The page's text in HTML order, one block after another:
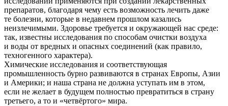
препаратов, благодаря чему есть возможность лечить даже
те болезни, которые в недавнем прошлом казались
неизлечимыми. Здоровье требуется и окружающей нас среде:
так, известны исследования по способам очистки воздуха
и воды от вредных и опасных соединений (как правило,
техногенного характера).
Химические исследования и соответствующая
промышленность бурно развиваются в странах Европы, Азии
и Америки; и наша страна не должна уступать им в этом,
если не желает в будущем полностью превратиться в страну
третьего, а то и «четвёртого» мира.